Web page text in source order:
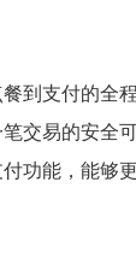
到支付的全
交易的安全
功能，能够